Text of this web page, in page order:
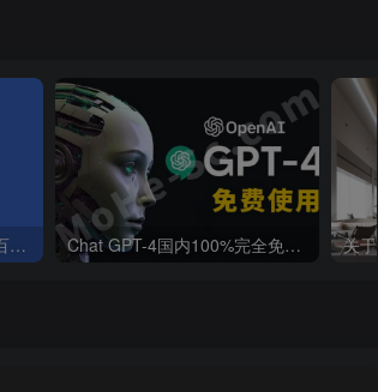
百度网盘直链解析彻底解除百度云限速限制[利用IDM工具在线解析网页版] Chat GPT-4国内100%完全免费使用，没有任何次数限制！